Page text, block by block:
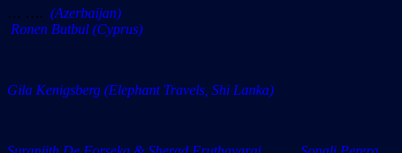
… …. (Azerbaijan)
Ronen Butbul (Cyprus)
Gila Kenigsberg (Elephant Travels, Shi Lanka)